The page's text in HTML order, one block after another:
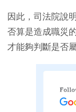
因此，司法院說
否算是造成職災
才能夠判斷是否